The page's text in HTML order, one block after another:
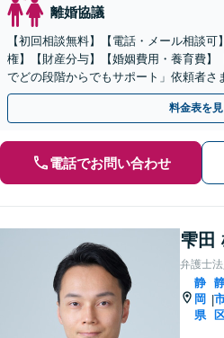
離婚協議
【初回相談無料】【電話・メール相談
権】【財産分与】【婚姻費用・養育費】
でどの段階からでもサポート」依頼者さ
を見据えたサポートができるよう親身に
料金表を
電話でお問い合わせ
雫田
弁護士
静
岡
県
|